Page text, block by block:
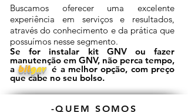
Buscamos oferecer uma excelente
experiência em serviços e resultados,
através do conhecimento e da prática que
possuímos nesse segmento.
Se for instalar kit GNV ou fazer
manutenção em GNV, não perca tempo,
abitgnvé a melhor opção, com preço
que cabe no seu bolso.
-QUEM SOMOS